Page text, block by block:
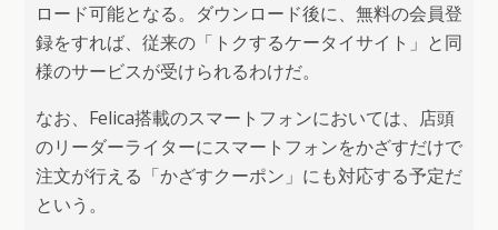
ロード可能となる。ダウンロード後に、無料の会員登
録をすれば、従来の「トクするケータイサイト」と同
様のサービスが受けられるわけだ。
なお、Felica搭載のスマートフォンにおいては、店頭
のリーダーライターにスマートフォンをかざすだけで
注文が行える「かざすクーポン」にも対応する予定だ
という。